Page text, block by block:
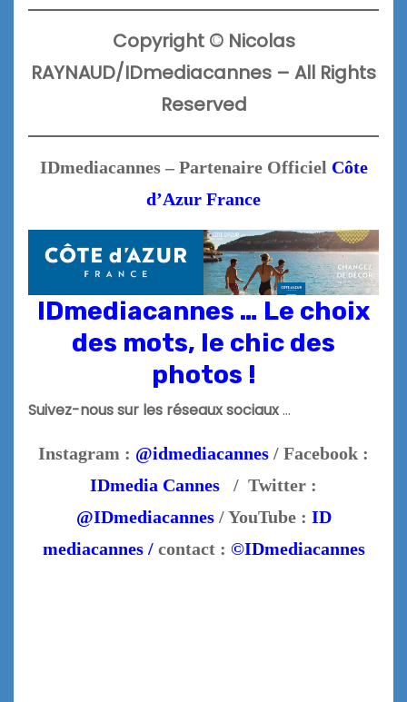
Copyright© Nicolas
RAYNAUD/IDmediacannes – All Rights
Reserved
IDmediacannes – Partenaire Officiel Côte
d’Azur France
IDmediacannes … Le choix
des mots, le chic des
photos !
Suivez-nous sur les réseaux sociaux…
Instagram : @idmediacannes / Facebook :
IDmedia Cannes / Twitter :
@IDmediacannes/ YouTube : ID
mediacannes / contact : ©IDmediacannes